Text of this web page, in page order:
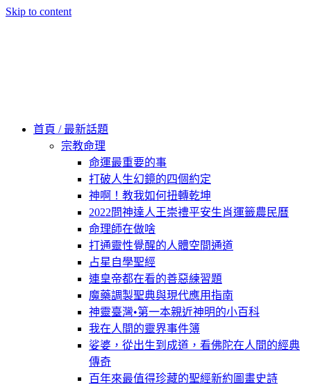
Skip to content
首頁 / 最新話題
宗教命理
命運最重要的事
打破人生幻鏡的四個約定
神啊！教我如何扭轉乾坤
2022問神達人王崇禮平安生肖運籤農民曆
命理師在做啥
打通靈性覺醒的人體空間通道
占星自學聖經
連皇帝都在看的善惡練習題
魔藥調製聖典與現代應用指南
神靈臺灣•第一本親近神明的小百科
我在人間的靈界事件簿
娑婆，從出生到成道，看佛陀在人間的經典
傳奇
百年來最值得珍藏的聖經新約圖畫史詩